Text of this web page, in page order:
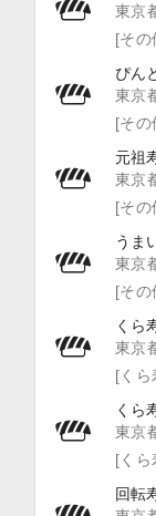
東京
[そ
ぴん
東京
[そ
元祖
東京
[そ
うま
東京
[そ
くら
東京
[くら
くら
東京
[くら
回転